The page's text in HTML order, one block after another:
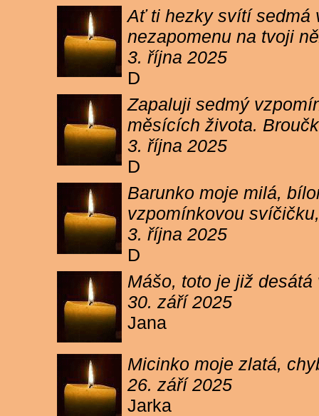
Ať ti hezky svítí sedmá
nezapomenu na tvoji
3. října 2025
D
Zapaluji sedmý
měsících života.
3. října 2025
D
Barunko moje milá,
vzpomínkovou
3. října 2025
D
Mášo, toto je již
30. září 2025
Jana
Micinko moje zlatá,
26. září 2025
Jarka